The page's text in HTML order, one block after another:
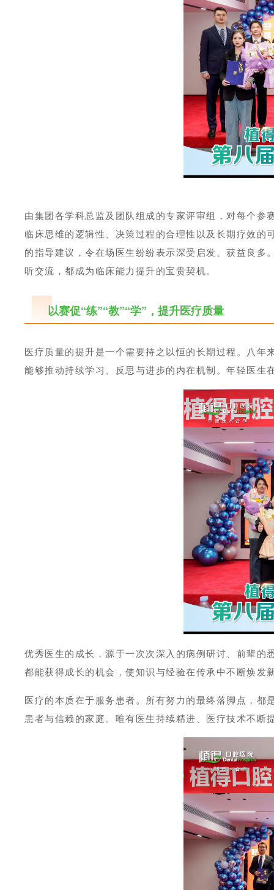
由集团各学科总监及团队组成的专家评审组，对每个
临床思维的逻辑性、决策过程的合理性以及长期疗效
的指导建议，令在场医生纷纷表示深受启发、获益良
听交流，都成为临床能力提升的宝贵契机。
以赛促“练”“教”“学”，提升医疗质量
医疗质量的提升是一个需要持之以恒的长期过程。八
能够推动持续学习、反思与进步的内在机制。年轻医
优秀医生的成长，源于一次次深入的病例研讨、前辈
都能获得成长的机会，使知识与经验在传承中不断焕发
医疗的本质在于服务患者。所有努力的最终落脚点，
患者与信赖的家庭。唯有医生持续精进、医疗技术不断